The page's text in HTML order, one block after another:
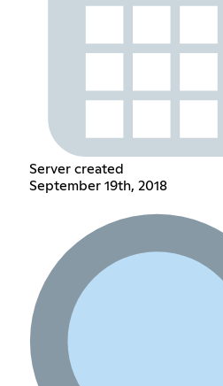
Server created
September 19th, 2018